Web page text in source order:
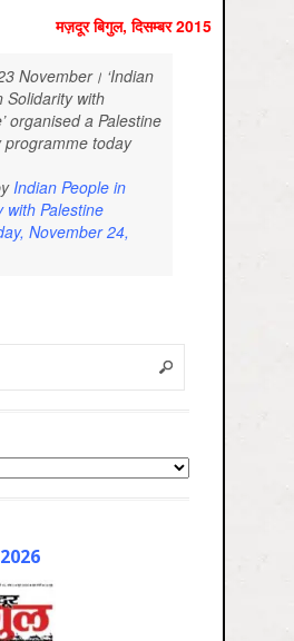
मज़दूर बिगुल,दिसम्‍बर2015
November। ‘Indian
Solidarity with
organised a Palestine
programme today
Indian People in
with Palestine
November 24,